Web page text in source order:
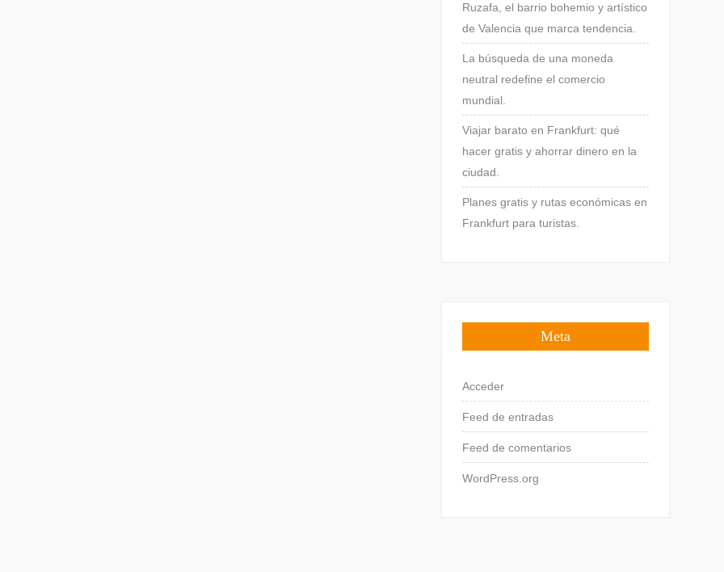
Ruzafa, el barrio bohemio y artístico
de Valencia que marca tendencia.
La búsqueda de una moneda
neutral redefine el comercio
mundial.
Viajar barato en Frankfurt: qué
hacer gratis y ahorrar dinero en la
ciudad.
Planes gratis y rutas económicas en
Frankfurt para turistas.
Meta
Acceder
Feed de entradas
Feed de comentarios
WordPress.org